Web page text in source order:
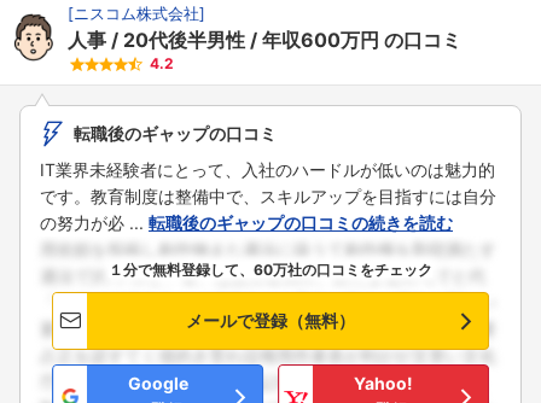
[ニスコム株式会社]
人事 20代後半男性 年収600万円 の口コミ
4.2
転職後のギャップの口コミ
IT業界未経験者にとって、入社のハードルが低いのは魅力的
です。教育制度は整備中で、スキルアップを目指すには自分
の努力が必 ... 転職後のギャップの口コミの続きを読む
１分で無料登録して、60万社の口コミをチェック
メールで登録（無料）
Google
Yahoo!